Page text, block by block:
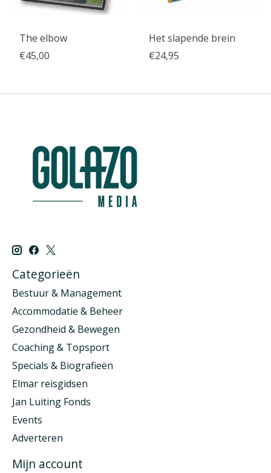
The elbow
€45,00
Het slapende brein
€24,95
Categorieën
Bestuur & Management
Accommodatie & Beheer
Gezondheid & Bewegen
Coaching & Topsport
Specials & Biografieën
Elmar reisgidsen
Jan Luiting Fonds
Events
Adverteren
Mijn account